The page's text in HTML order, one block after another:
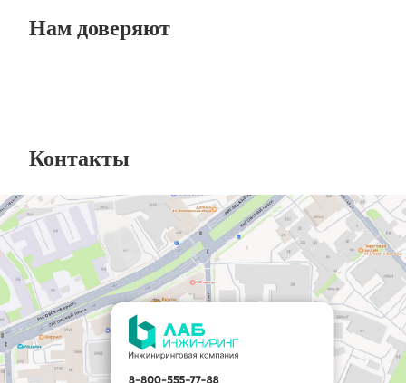
Нам доверяют
Контакты